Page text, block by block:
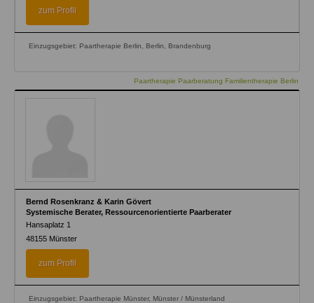
zum Profil
Einzugsgebiet: Paartherapie Berlin, Berlin, Brandenburg
Paartherapie Paarberatung Familientherapie Berlin
Bernd Rosenkranz & Karin Gövert
Systemische Berater, Ressourcenorientierte Paarberater
Hansaplatz 1
48155 Münster
zum Profil
Einzugsgebiet: Paartherapie Münster, Münster / Münsterland